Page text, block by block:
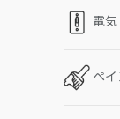
電
ペ